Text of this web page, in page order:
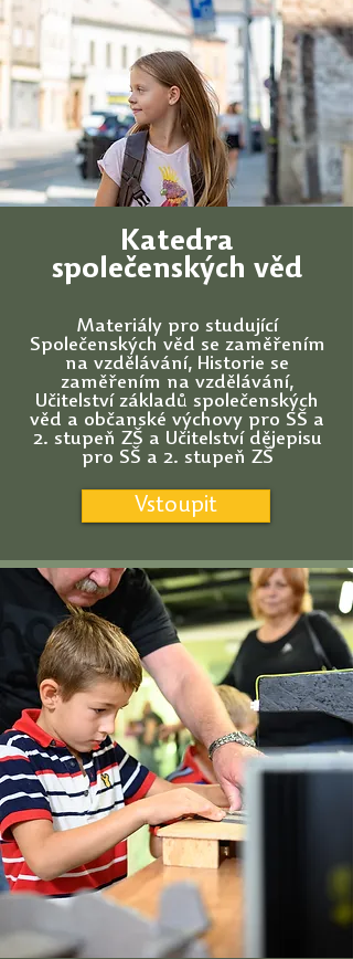
Katedra
společenských věd
Materiály pro studující
Společenských věd se zaměřením
na vzdělávání, Historie se
zaměřením na vzdělávání,
Učitelství základů společenských
věd a občanské výchovy pro SŠ a
2. stupeň ZŠ a Učitelství dějepisu
pro SŠ a 2. stupeň ZŠ
Vstoupit